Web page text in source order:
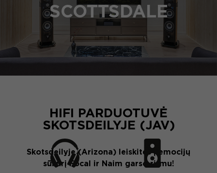
SCOTTSDALE
HIFI PARDUOTUVĖ
SKOTSDEILYJE (JAV)
Skotsdeilyje (Arizona) leiskitės į emocijų
sūkurį Focal ir Naim garso ritmu!